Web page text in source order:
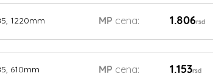
1220mm MP cena: 1.806rsd
610mm MP cena: 1.153rsd